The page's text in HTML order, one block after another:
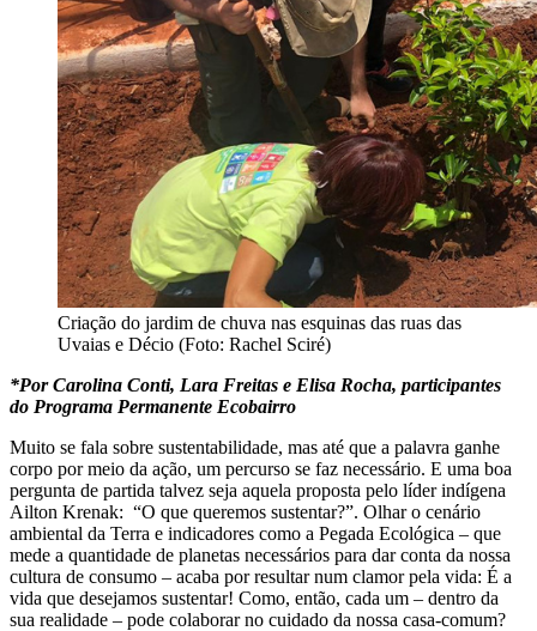
Criação do jardim de chuva nas esquinas das ruas das
Uvaias e Décio (Foto: Rachel Sciré)
*Por Carolina Conti, Lara Freitas e Elisa Rocha, participantes
do Programa Permanente Ecobairro
Muito se fala sobre sustentabilidade, mas até que a palavra ganhe
corpo por meio da ação, um percurso se faz necessário. E uma boa
pergunta de partida talvez seja aquela proposta pelo líder indígena
Ailton Krenak: “O que queremos sustentar?”. Olhar o cenário
ambiental da Terra e indicadores como a Pegada Ecológica – que
mede a quantidade de planetas necessários para dar conta da nossa
cultura de consumo – acaba por resultar num clamor pela vida: É a
vida que desejamos sustentar! Como, então, cada um – dentro da
sua realidade – pode colaborar no cuidado da nossa casa-comum?